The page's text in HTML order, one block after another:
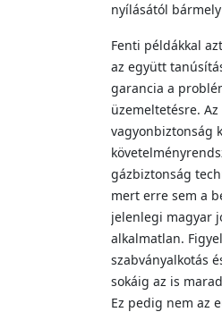
nyílásától
Fenti példákkal
az együtt
garancia a
üzemeltetésre.
vagyonbiztonság
gázbiztonság
mert erre sem a
jelenlegi magyar
alkalmatlan.
szabványalkotás
sokáig az is
Ez pedig nem az